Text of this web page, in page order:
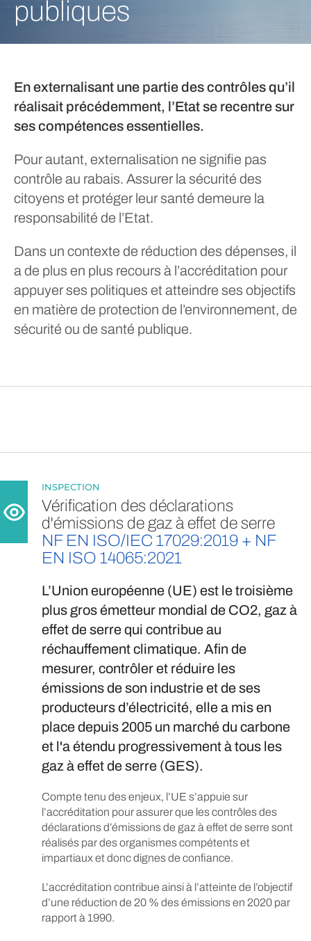
publiques
En externalisant une partie des contrôles qu’il
réalisait précédemment, l’Etat se recentre sur
ses compétences essentielles.
Pour autant, externalisation ne signifie pas
contrôle au rabais. Assurer la sécurité des
citoyens et protéger leur santé demeure la
responsabilité de l’Etat.
Dans un contexte de réduction des dépenses, il
a de plus en plus recours à l’accréditation pour
appuyer ses politiques et atteindre ses objectifs
en matière de protection de l’environnement, de
sécurité ou de santé publique.
INSPECTION
Vérification des déclarations
d'émissions de gaz à effet de serre
NF EN ISO/IEC 17029:2019 + NF
EN ISO 14065:2021
L’Union européenne (UE) est le troisième
plus gros émetteur mondial de CO2, gaz à
effet de serre qui contribue au
réchauffement climatique. Afin de
mesurer, contrôler et réduire les
émissions de son industrie et de ses
producteurs d’électricité, elle a mis en
place depuis 2005 un marché du carbone
et l'a étendu progressivement à tous les
gaz à effet de serre (GES).
Compte tenu des enjeux, l’UE s’appuie sur
l’accréditation pour assurer que les contrôles des
déclarations d’émissions de gaz à effet de serre sont
réalisés par des organismes compétents et
impartiaux et donc dignes de confiance.
L’accréditation contribue ainsi à l’atteinte de l’objectif
d’une réduction de 20 % des émissions en 2020 par
rapport à 1990.